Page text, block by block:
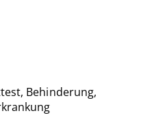
Behinderung,